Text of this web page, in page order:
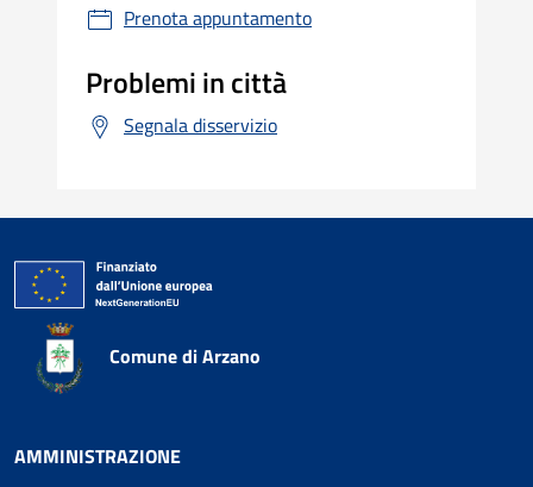
Prenota appuntamento
Problemi in città
Segnala disservizio
Comune di Arzano
AMMINISTRAZIONE